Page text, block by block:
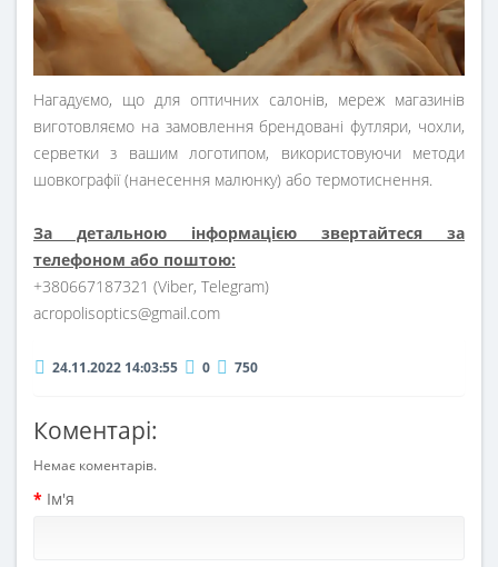
Нагадуємо, що для оптичних салонів, мереж магазинів
виготовляємо на замовлення брендовані футляри, чохли,
серветки з вашим логотипом, використовуючи методи
шовкографії (нанесення малюнку) або термотиснення.
За детальною інформацією звертайтеся за
телефоном або поштою:
+380667187321 (Viber, Telegram)
acropolisoptics@gmail.com
24.11.2022 14:03:55 0 750
Коментарі:
Немає коментарів.
Ім'я